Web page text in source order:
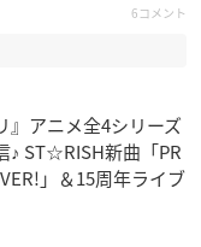
6コメント
』アニメ全4シリーズ
♪ ST☆RISH新曲「PR
」＆15周年ライブ